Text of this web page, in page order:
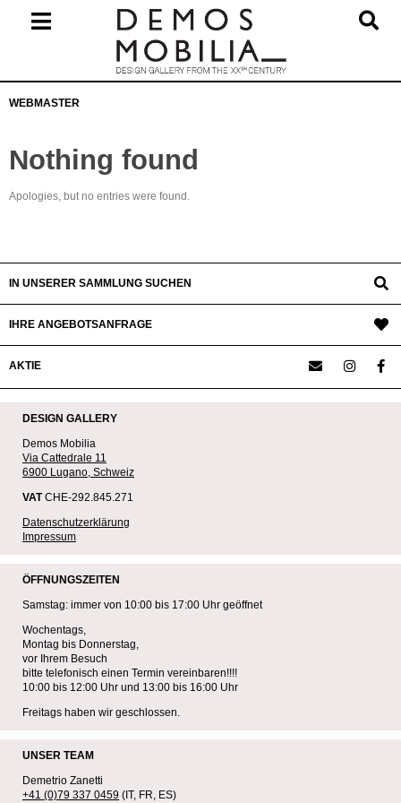
Navigation
WEBMASTER
Nothing found
Apologies, but no entries were found.
IN UNSERER SAMMLUNG SUCHEN
IHRE ANGEBOTSANFRAGE
AKTIE
DESIGN GALLERY
Demos Mobilia
Via Cattedrale 11
6900 Lugano, Schweiz
VATCHE-292.845.271
Datenschutzerklärung
Impressum
ÖFFNUNGSZEITEN
Samstag: immer von 10:00 bis 17:00 Uhr geöffnet
Wochentags,
Montag bis Donnerstag,
vor Ihrem Besuch
bitte telefonisch einen Termin vereinbaren!!!!
10:00 bis 12:00 Uhr und 13:00 bis 16:00 Uhr
Freitags haben wir geschlossen.
UNSER TEAM
Demetrio Zanetti
+41 (0)79 337 0459 (IT, FR, ES)